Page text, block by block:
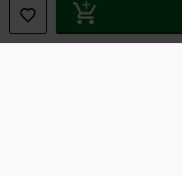
Odstoupení od smlouvy